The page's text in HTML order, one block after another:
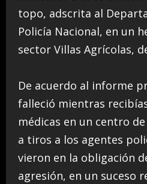
topo, adscrita al
Policía Nacional, en un
sector Villas Agrícolas,
De acuerdo al informe
falleció mientras
médicas en un centro
a tiros a los agentes
vieron en la obligación
agresión, en un suceso